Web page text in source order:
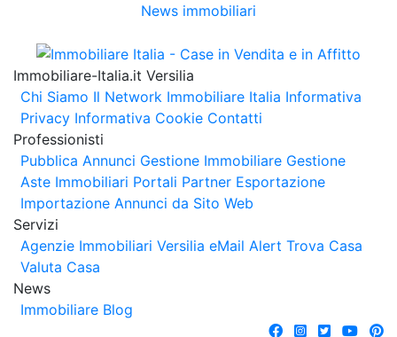
News immobiliari
Immobiliare-Italia.it Versilia
Chi Siamo Il Network Immobiliare Italia Informativa
Privacy Informativa Cookie Contatti
Professionisti
Pubblica Annunci Gestione Immobiliare Gestione
Aste Immobiliari Portali Partner Esportazione
Importazione Annunci da Sito Web
Servizi
Agenzie Immobiliari Versilia eMail Alert Trova Casa
Valuta Casa
News
Immobiliare Blog